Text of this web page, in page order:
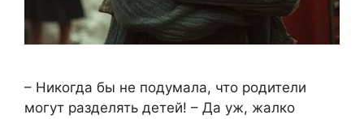
– Никогда бы не подумала, что родители
могут разделять детей! – Да уж, жалко